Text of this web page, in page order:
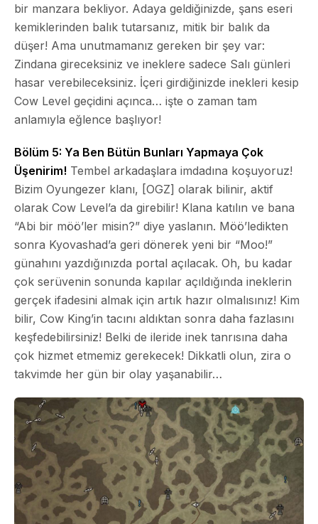
bir manzara bekliyor. Adaya geldiğinizde, şans eseri
kemiklerinden balık tutarsanız, mitik bir balık da
düşer! Ama unutmamanız gereken bir şey var:
Zindana gireceksiniz ve ineklere sadece Salı günleri
hasar verebileceksiniz. İçeri girdiğinizde inekleri kesip
Cow Level geçidini açınca… işte o zaman tam
anlamıyla eğlence başlıyor!
Bölüm 5: Ya Ben Bütün Bunları Yapmaya Çok
Üşenirim! Tembel arkadaşlara imdadına koşuyoruz!
Bizim Oyungezer klanı, [OGZ] olarak bilinir, aktif
olarak Cow Level’a da girebilir! Klana katılın ve bana
“Abi bir möö’ler misin?” diye yaslanın. Möö’ledikten
sonra Kyovashad’a geri dönerek yeni bir “Moo!”
günahını yazdığınızda portal açılacak. Oh, bu kadar
çok serüvenin sonunda kapılar açıldığında ineklerin
gerçek ifadesini almak için artık hazır olmalısınız! Kim
bilir, Cow King’in tacını aldıktan sonra daha fazlasını
keşfedebilirsiniz! Belki de ileride inek tanrısına daha
çok hizmet etmemiz gerekecek! Dikkatli olun, zira o
takvimde her gün bir olay yaşanabilir…